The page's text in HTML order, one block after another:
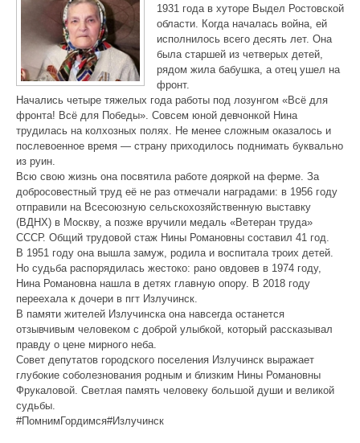
1931 года в хуторе Выдел Ростовской
области. Когда началась война, ей
исполнилось всего десять лет. Она
была старшей из четверых детей,
рядом жила бабушка, а отец ушел на
фронт.
Начались четыре тяжелых года работы под лозунгом «Всё для
фронта! Всё для Победы». Совсем юной девчонкой Нина
трудилась на колхозных полях. Не менее сложным оказалось и
послевоенное время — страну приходилось поднимать буквально
из руин.
Всю свою жизнь она посвятила работе дояркой на ферме. За
добросовестный труд её не раз отмечали наградами: в 1956 году
отправили на Всесоюзную сельскохозяйственную выставку
(ВДНХ) в Москву, а позже вручили медаль «Ветеран труда»
СССР. Общий трудовой стаж Нины Романовны составил 41 год.
В 1951 году она вышла замуж, родила и воспитала троих детей.
Но судьба распорядилась жестоко: рано овдовев в 1974 году,
Нина Романовна нашла в детях главную опору. В 2018 году
переехала к дочери в пгт Излучинск.
В памяти жителей Излучинска она навсегда останется
отзывчивым человеком с доброй улыбкой, который рассказывал
правду о цене мирного неба.
Совет депутатов городского поселения Излучинск выражает
глубокие соболезнования родным и близким Нины Романовны
Фрукаловой. Светлая память человеку большой души и великой
судьбы.
#ПомнимГордимся#Излучинск